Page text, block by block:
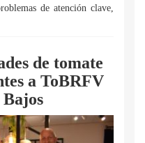
de atención clave,
de tomate
a ToBRFV
Bajos